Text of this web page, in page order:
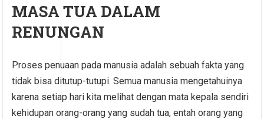
MASA TUA DALAM
RENUNGAN
Proses penuaan pada manusia adalah sebuah fakta yang
tidak bisa ditutup-tutupi. Semua manusia mengetahuinya
karena setiap hari kita melihat dengan mata kepala sendiri
kehidupan orang-orang yang sudah tua, entah orang yang